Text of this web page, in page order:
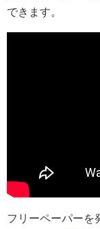
できます。
フリーペーパーを